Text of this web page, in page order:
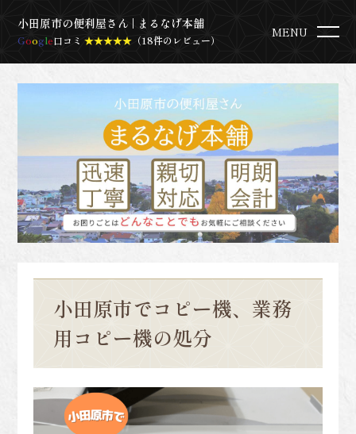
小田原市の便利屋さん | まるなげ本舗
Google口コミ★★★★★ （18件のレビュー）
MENU
小田原市でコピー機、業務
用コピー機の処分